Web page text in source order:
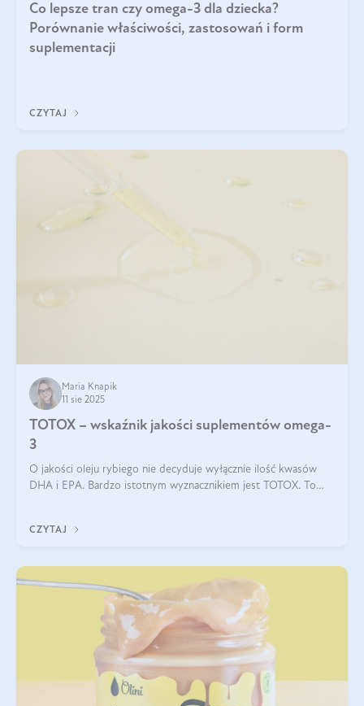
Co lepsze tran czy omega-3 dla dziecka?
Porównanie właściwości, zastosowań i form
suplementacji
CZYTAJ
Maria Knapik
11 sie 2025
TOTOX – wskaźnik jakości suplementów omega-
3
O jakości oleju rybiego nie decyduje wyłącznie ilość kwasów
DHA i EPA. Bardzo istotnym wyznacznikiem jest TOTOX. To
CZYTAJ